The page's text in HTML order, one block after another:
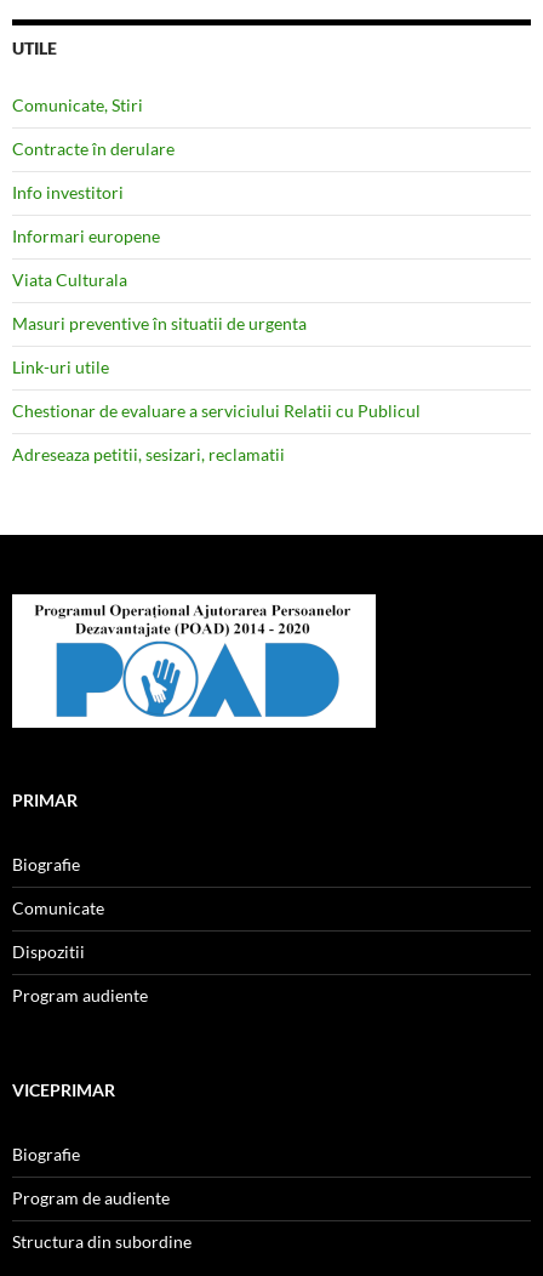
UTILE
Comunicate, Stiri
Contracte în derulare
Info investitori
Informari europene
Viata Culturala
Masuri preventive în situatii de urgenta
Link-uri utile
Chestionar de evaluare a serviciului Relatii cu Publicul
Adreseaza petitii, sesizari, reclamatii
PRIMAR
Biografie
Comunicate
Dispozitii
Program audiente
VICEPRIMAR
Biografie
Program de audiente
Structura din subordine